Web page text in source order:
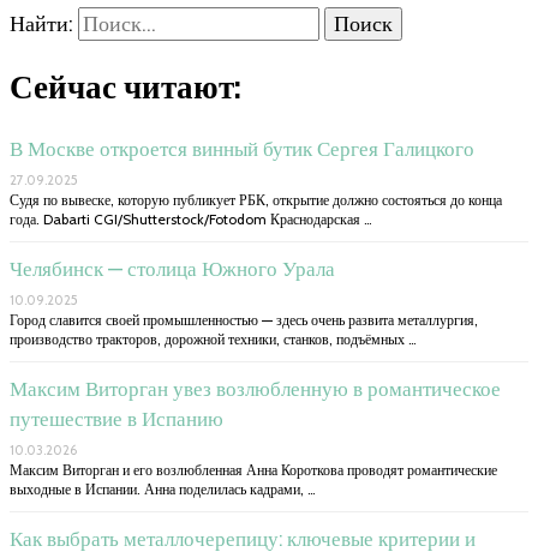
Найти:
Сейчас читают:
В Москве откроется винный бутик Сергея Галицкого
27.09.2025
Судя по вывеске, которую публикует РБК, открытие должно состояться до конца
года. Dabarti CGI/Shutterstock/Fotodom Краснодарская …
Челябинск — столица Южного Урала
10.09.2025
Город славится своей промышленностью — здесь очень развита металлургия,
производство тракторов, дорожной техники, станков, подъёмных …
Максим Виторган увез возлюбленную в романтическое
путешествие в Испанию
10.03.2026
Максим Виторган и его возлюбленная Анна Короткова проводят романтические
выходные в Испании. Анна поделилась кадрами, …
Как выбрать металлочерепицу: ключевые критерии и